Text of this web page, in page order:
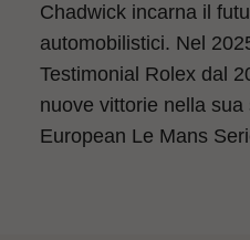
Chadwick incarna il
automobilistici. Nel
Testimonial Rolex dal
nuove vittorie nella
European Le Mans